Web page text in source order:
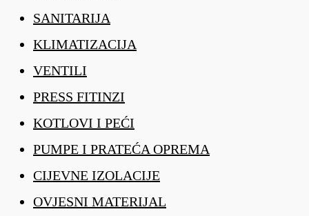
SANITARIJA
KLIMATIZACIJA
VENTILI
PRESS FITINZI
KOTLOVI I PEĆI
PUMPE I PRATEĆA OPREMA
CIJEVNE IZOLACIJE
OVJESNI MATERIJAL